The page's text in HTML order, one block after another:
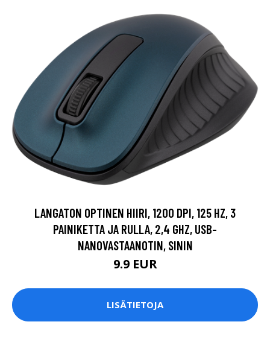
LANGATON OPTINEN HIIRI, 1200 DPI, 125 HZ, 3
PAINIKETTA JA RULLA, 2,4 GHZ, USB-
NANOVASTAANOTIN, SININ
9.9 EUR
LISÄTIETOJA